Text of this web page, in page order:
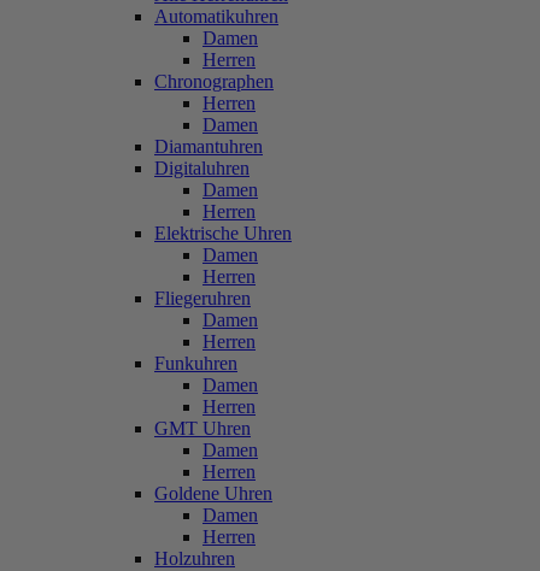
Automatikuhren
Damen
Herren
Chronographen
Herren
Damen
Diamantuhren
Digitaluhren
Damen
Herren
Elektrische Uhren
Damen
Herren
Fliegeruhren
Damen
Herren
Funkuhren
Damen
Herren
GMT Uhren
Damen
Herren
Goldene Uhren
Damen
Herren
Holzuhren